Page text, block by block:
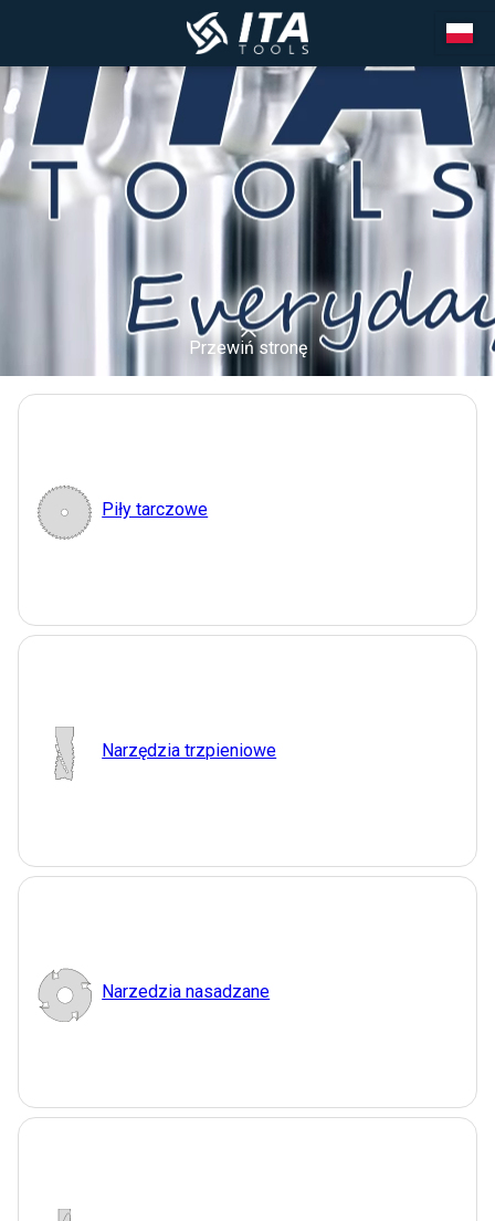
Przewiń stronę
Piły tarczowe
Narzędzia trzpieniowe
Narzedzia nasadzane